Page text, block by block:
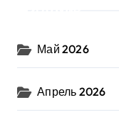
Май 2026
Апрель 2026